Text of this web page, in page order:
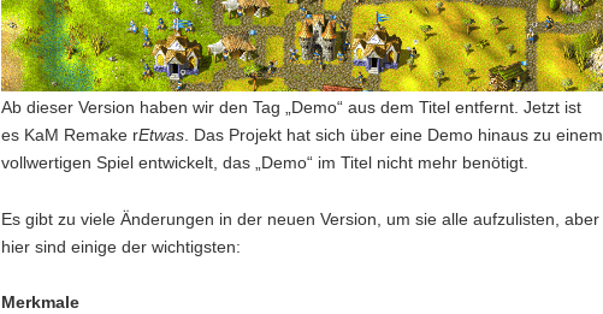
Ab dieser Version haben wir den Tag „Demo“ aus dem Titel entfernt. Jetzt ist
es KaM Remake rEtwas . Das Projekt hat sich über eine Demo hinaus zu einem
vollwertigen Spiel entwickelt, das „Demo“ im Titel nicht mehr benötigt.
Es gibt zu viele Änderungen in der neuen Version, um sie alle aufzulisten, aber
hier sind einige der wichtigsten:
Merkmale